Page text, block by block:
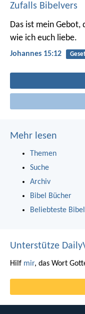
Zufalls Bibelvers
Das ist mein Gebot,
wie ich euch liebe.
Johannes 15:12
Mehr lesen
Themen
Suche
Archiv
Bibel Bücher
Beliebteste
Unterstütze
Hilf mir, das Wort